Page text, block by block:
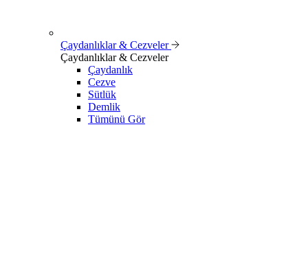
Çaydanlıklar & Cezveler
Çaydanlıklar & Cezveler
Çaydanlık
Cezve
Sütlük
Demlik
Tümünü Gör